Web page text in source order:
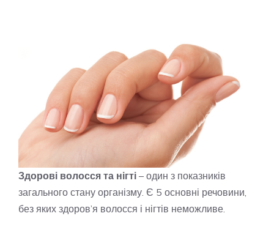
Здорові волосся та нігті – один з показників
загального стану організму. Є 5 основні речовини,
без яких здоров’я волосся і нігтів неможливе.